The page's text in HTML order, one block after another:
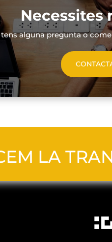
Necessites
tens alguna pregunta o
LA